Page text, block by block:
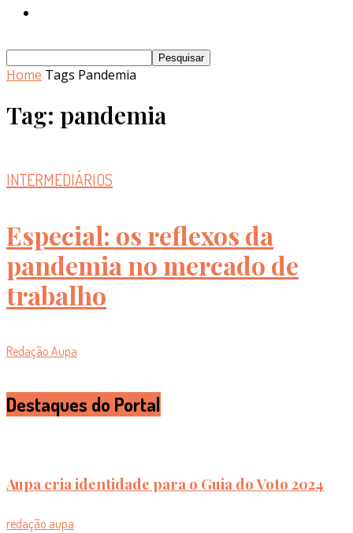
Home Tags Pandemia
Tag: pandemia
INTERMEDIÁRIOS
Especial: os reflexos da
pandemia no mercado de
trabalho
Redação Aupa
Destaques do Portal
Aupa cria identidade para o Guia do Voto 2024
redação aupa